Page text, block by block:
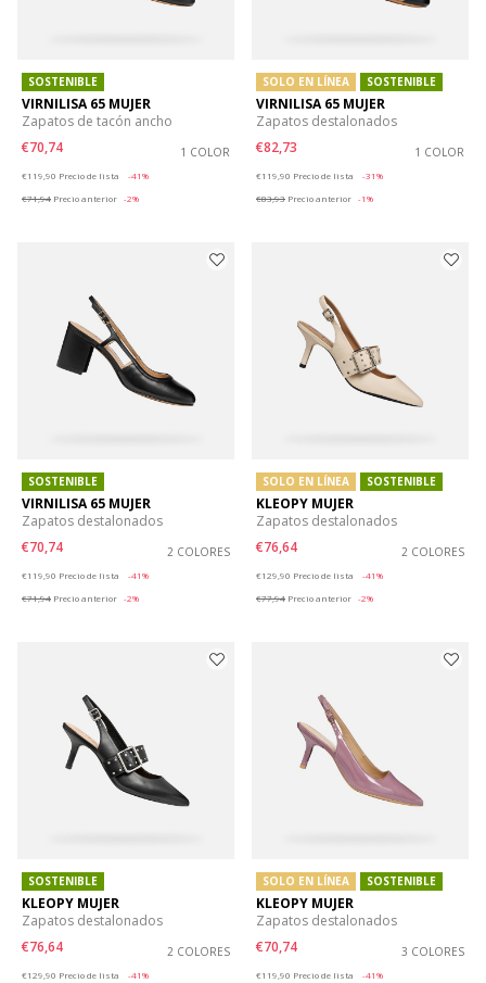
SOSTENIBLE
VIRNILISA 65 MUJER
Zapatos de tacón ancho
€70,74
1 COLOR
€119,90 Precio de lista
-41%
€71,94 Precio anterior -2%
SOLO EN LÍNEA SOSTENIBLE
VIRNILISA 65 MUJER
Zapatos destalonados
€82,73
1 COLOR
€119,90 Precio de lista
-31%
€83,93 Precio anterior -1%
SOSTENIBLE
VIRNILISA 65 MUJER
Zapatos destalonados
€70,74
2 COLORES
€119,90 Precio de lista
-41%
€71,94 Precio anterior -2%
SOLO EN LÍNEA SOSTENIBLE
KLEOPY MUJER
Zapatos destalonados
€76,64
2 COLORES
€129,90 Precio de lista
-41%
€77,94 Precio anterior -2%
SOSTENIBLE
KLEOPY MUJER
Zapatos destalonados
€76,64
2 COLORES
€129,90 Precio de lista
-41%
SOLO EN LÍNEA SOSTENIBLE
KLEOPY MUJER
Zapatos destalonados
€70,74
3 COLORES
€119,90 Precio de lista
-41%